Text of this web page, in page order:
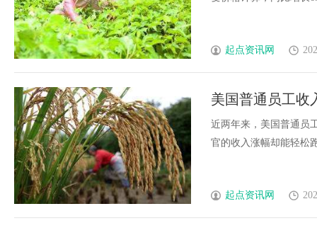
起点资讯网
美国普通员工收
近两年来，美国普通员
官的收入涨幅却能轻松
起点资讯网